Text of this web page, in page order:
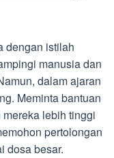
dengan istilah
manusia dan
dalam ajaran
Meminta bantuan
lebih tinggi
pertolongan
dosa besar.